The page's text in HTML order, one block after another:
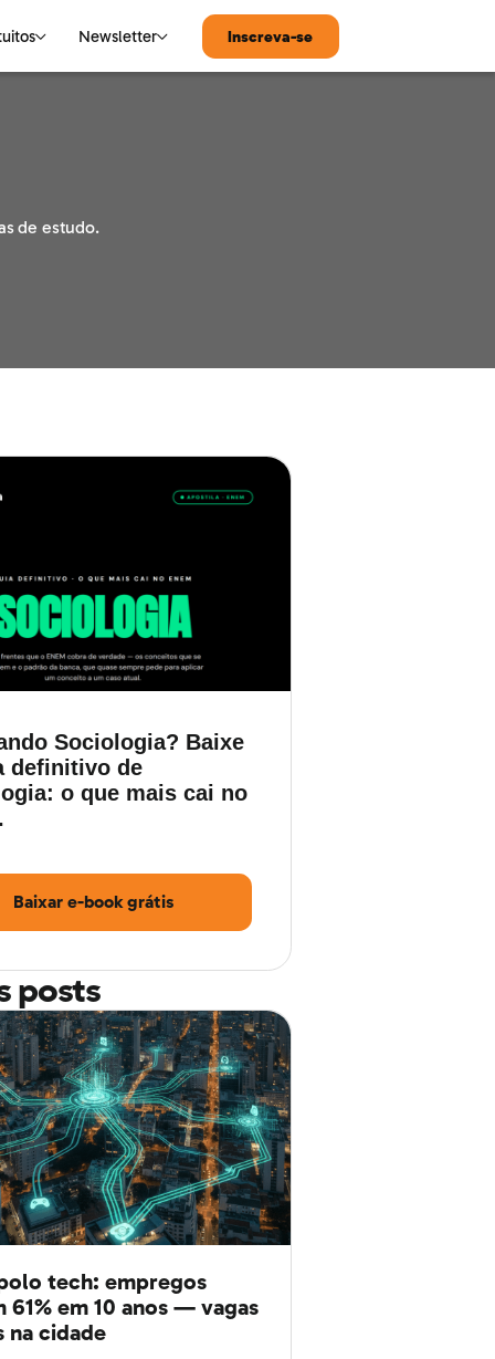
Newsletter Inscreva-se
de estudo.
Sociologia? Baixe
definitivo de
o que mais cai no
Baixar e-book grátis
posts
tech: empregos
61% em 10 anos — vagas
na cidade